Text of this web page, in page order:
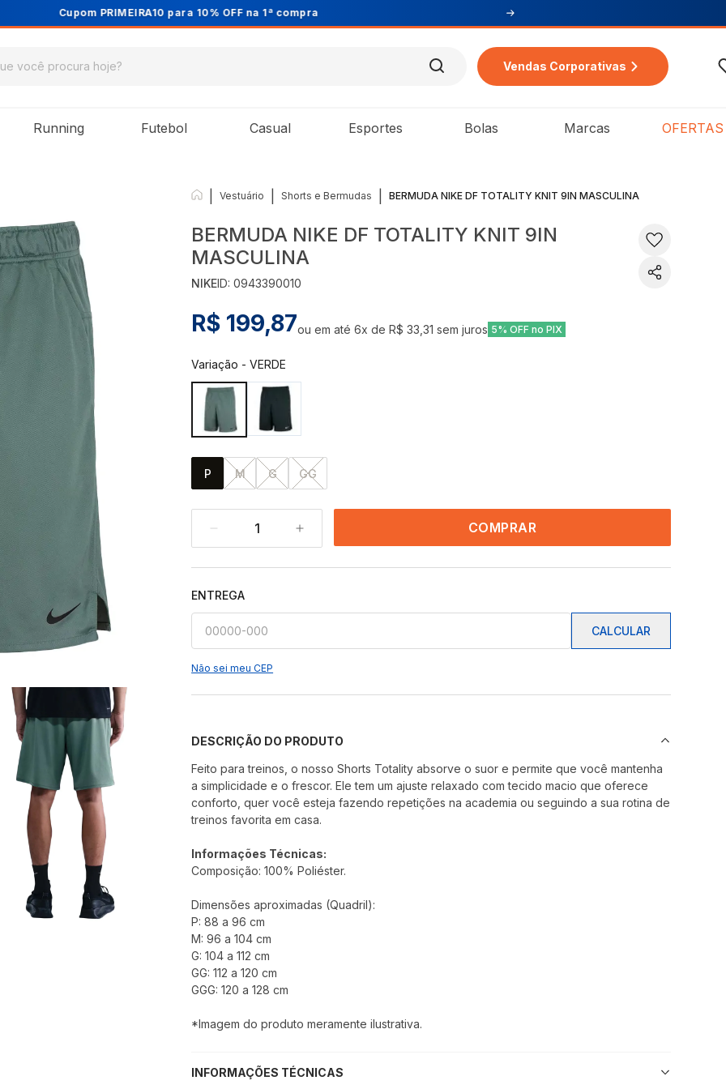
Cupom PRIMEIRA10 para 10% OFF na 1ª compra
Vendas Corporativas
Running Futebol Casual Esportes Bolas Marcas OFERTAS
Vestuário Shorts e Bermudas BERMUDA NIKE DF TOTALITY KNIT 9IN MASCULINA
BERMUDA NIKE DF TOTALITY KNIT 9IN
MASCULINA
NIKEID:0943390010
R$ 199,87ou em até6x deR$ 33,31 sem juros 5% OFF no PIX
Variação -VERDE
P M G GG
1 COMPRAR
ENTREGA
CALCULAR
Não sei meu CEP
DESCRIÇÃO DO PRODUTO
Feito para treinos, o nosso Shorts Totality absorve o suor e permite que você mantenha
a simplicidade e o frescor. Ele tem um ajuste relaxado com tecido macio que oferece
conforto, quer você esteja fazendo repetições na academia ou seguindo a sua rotina de
treinos favorita em casa.
Informações Técnicas:
Composição: 100% Poliéster.
Dimensões aproximadas (Quadril):
P: 88 a 96 cm
M: 96 a 104 cm
G: 104 a 112 cm
GG: 112 a 120 cm
GGG: 120 a 128 cm
*Imagem do produto meramente ilustrativa.
INFORMAÇÕES TÉCNICAS